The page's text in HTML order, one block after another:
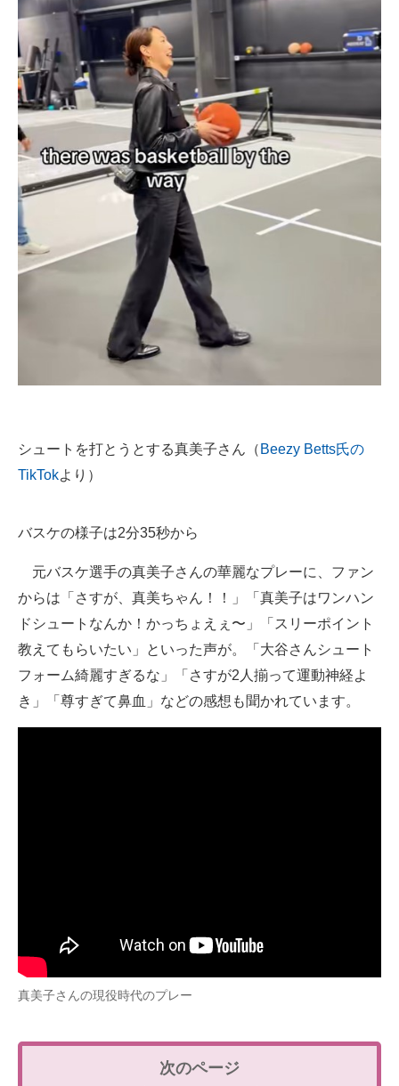
シュートを打とうとする真美子さん（ Beezy Betts氏の
TikTokより）
バスケの様子は2分35秒から
元バスケ選手の真美子さんの華麗なプレーに、ファン
からは「さすが、真美ちゃん！！」「真美子はワンハン
ドシュートなんか！かっちょえぇ〜」「スリーポイント
教えてもらいたい」といった声が。「大谷さんシュート
フォーム綺麗すぎるな」「さすが2人揃って運動神経よ
き」「尊すぎて鼻血」などの感想も聞かれています。
真美子さんの現役時代のプレー